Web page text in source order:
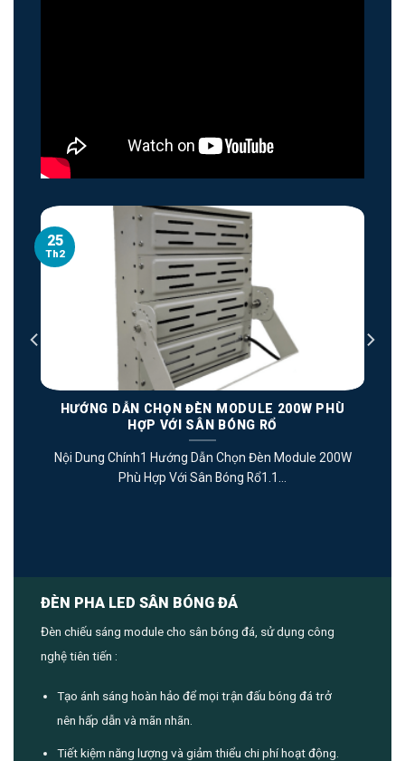
HƯỚNG DẪN CHỌN ĐÈN MODULE 200W PHÙ
HỢP VỚI SÂN BÓNG RỔ
Nội Dung Chính1 Hướng Dẫn Chọn Đèn Module 200W
Phù Hợp Với Sân Bóng Rổ1.1...
25
Th2
ĐÈN PHA LED SÂN BÓNG ĐÁ
Đèn chiếu sáng module cho sân bóng đá, sử dụng công
nghệ tiên tiến :
Tạo ánh sáng hoàn hảo để mọi trận đấu bóng đá trở
nên hấp dẫn và mãn nhãn.
Tiết kiệm năng lượng và giảm thiểu chi phí hoạt động.